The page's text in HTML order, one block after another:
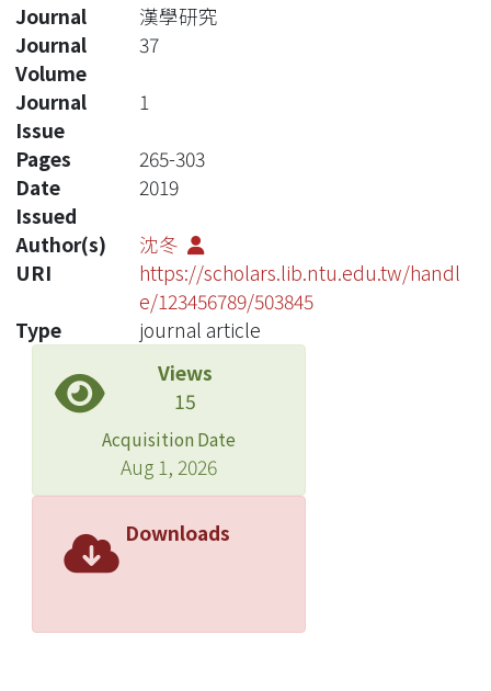
Journal
漢學研究
Journal
Volume
37
Journal
Issue
1
Pages
265-303
Date
Issued
2019
Author(s)
沈冬
URI
https://scholars.lib.ntu.edu.tw/handl
e/123456789/503845
Type
journal article
Views
15
Acquisition Date
Aug 1, 2026
Downloads